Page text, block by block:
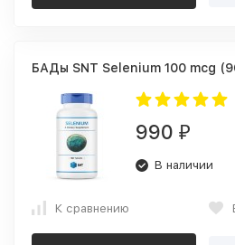
БАДы SNT Selenium 100 mcg
990 ₽
В наличии
К сравнению